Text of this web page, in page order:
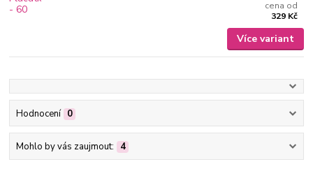
cena od
329 Kč
Více variant
Hodnocení 0
Mohlo by vás zaujmout: 4